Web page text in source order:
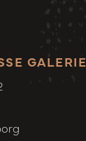
GALERIE